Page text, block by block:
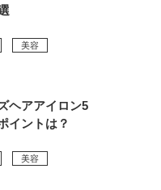
美容
ヘアアイロン5
イントは？
美容